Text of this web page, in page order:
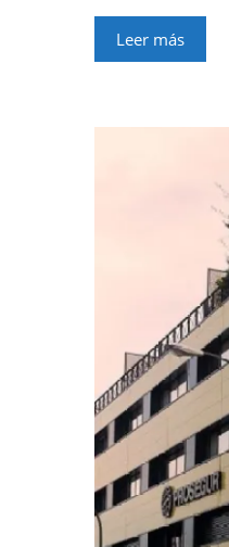
Leer más